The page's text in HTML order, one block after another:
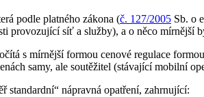
podle platného zákona (č. 127/2005 Sb. o
provozující síť a služby), a o něco mírnější
s mírnější formou cenové regulace
samy, ale soutěžitel (stávající mobilní
standardní“ nápravná opatření, zahrnující: